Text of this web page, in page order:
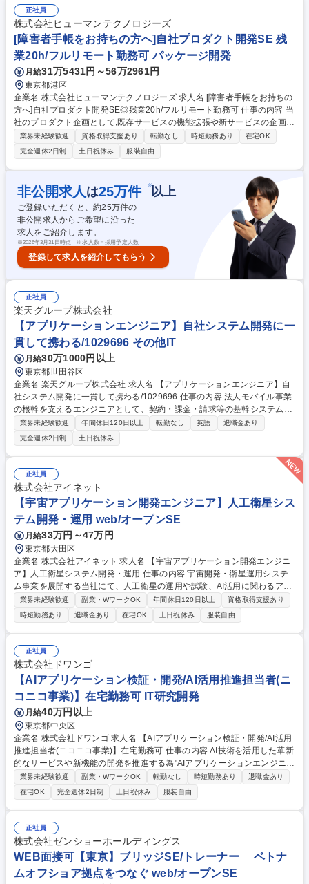
ュニケーション能力も求められます。セガグループ内で広く使われるツー
ルの設計・開発・保守に一貫して携わり、ゲームを遊ぶ世界中のユーザー
が直接触れる部分に関われるため、やりがいのあるポジションです。 募集
職種 【ローカライズツールエンジニアリード】ゲームを世界中のユーザー
へ_No.905
正社員
株式会社ヒューマンテクノロジーズ
[障害者手帳をお持ちの方へ]自社プロダクト開発SE 残
業20h/フルリモート勤務可 パッケージ開発
月給31万5431円～56万2961円
東京都港区
企業名 株式会社ヒューマンテクノロジーズ 求人名 [障害者手帳をお持ちの
方へ]自社プロダクト開発SE◎残業20h/フルリモート勤務可 仕事の内容 当
社のプロダクト企画として,既存サービスの機能拡張や新サービスの企画立
案~リリースを担当いただきます。 人事労務業務をシステム化するための
要件出し,及びその資料化等をお任せします。 初めは既に進行中のプロジ
ェクトを先輩社員と共にお任せする予定です。 サービスの細かい機能や設
定を決め,エンジニアと打ち合わせをしながらリリースを進めていきます。
■労務業務をシステム化するための要件出し/素案・要求定義の作成 ■他プ
ロジェクトとの調整業務 ■開発した機能のテスト ■法改正の情報キャッチ
アップ ■マニュアル等の作成に向けた資料作成 募集職種 [障害者手帳をお
持ちの方へ]自社プロダクト開発SE◎残業20h/フルリモート勤務可
業界未経験歓迎 資格取得支援あり 転勤なし 時短勤務あり
在宅OK
完全週休2日制
土日祝休み 服装自由
非公開求人 は25万件 ※以上
ご登録いただくと、約25万件の
非公開求人からご希望に沿った
求人をご紹介します。
※2026年3月31日時点 ※求人数＝採用予定人数
登録して求人を紹介してもらう
正社員
楽天グループ株式会社
【アプリケーションエンジニア】自社システム開発に一
貫して携わる/1029696 その他IT
月給30万1000円以上
東京都世田谷区
企業名 楽天グループ株式会社 求人名 【アプリケーションエンジニア】自
社システム開発に一貫して携わる/1029696 仕事の内容 法人モバイル事業
の根幹を支えるエンジニアとして、契約・課金・請求等の基幹システムか
ら社内DXツールまで、企画・開発・保守を幅広く主導します。具体的に
は■MVNE/MVNO向けSIM管理・課金請求システムの開発保守 ■外注管理
（システムへの顧客情報登録、変更、料金督促等の運用ベンダー管理） ■
社内向けシステムの開発、保守、改善 ■各プロジェクトの推進およびステ
ークホルダー調整 単なるコード出力に留まらず、法規制を遵守した効率的
なオペレーションを技術で実現する、ビジネスへの貢献度が極めて高いポ
ジションです。自社サービスを育てる実感を持ちながら、システムを現場
へ落とし込む醍醐味があります。 募集職種 【アプリケーションエンジニ
ア】自社システム開発に一貫して携わる/1029696
業界未経験歓迎 年間休日120日以上 転勤なし 英語
退職金あり
完全週休2日制
土日祝休み
正社員
株式会社アイネット
【宇宙アプリケーション開発エンジニア】人工衛星シス
テム開発・運用 web/オープンSE
月給33万円～47万円
東京都大田区
企業名 株式会社アイネット 求人名 【宇宙アプリケーション開発エンジニ
ア】人工衛星システム開発・運用 仕事の内容 宇宙開発・衛星運用システ
ム事業を展開する当社にて、人工衛星の運用や試験、AI活用に関わるアプ
リケーション開発・運用をご担当いただきます。ハードとソフトの両面か
ら衛星プロジェクトの成功を支えます。 【具体的には】■人工衛星のシス
テム設計・検査・評価 ■衛星運用に関わるアプリケーション開発 ■AI技術
を活用した自動化システムの開発・運用 ■打ち上げや軌道上運用を想定し
た環境試験のデータ解析 【仕事の魅力】JAXAの小惑星探査機プロジェク
トなどにおいて、多岐にわたる宇宙開発実績を誇っています。無限の可能
性を持つ宇宙業界での最先端のシステム運用や設計を通じて専門的なエン
ジニアとしてのキャリアを築けます。 募集職種 【宇宙アプリケーション
開発エンジニア】人工衛星システム開発・運用
業界未経験歓迎 副業・WワークOK 年間休日120日以上
資格取得支援あり
時短勤務あり
退職金あり 在宅OK 土日祝休み 服装自由
正社員
株式会社ドワンゴ
【AIアプリケーション検証・開発/AI活用推進担当者(ニ
コニコ事業)】在宅勤務可 IT研究開発
月給40万円以上
東京都中央区
企業名 株式会社ドワンゴ 求人名 【AIアプリケーション検証・開発/AI活用
推進担当者(ニコニコ事業)】在宅勤務可 仕事の内容 AI技術を活用した革新
的なサービスや新機能の開発を推進する為"AIアプリケーションエンジニ
ア"及び"社内AI活用推進担当"を募集【AIアプリケーションエンジニア】AI
技術を活用し、実用的なサービスとして具現化する ＜＜詳細＞＞■新技術
の評価と検証■実用的なデモアプリケーション開発■本番環境でのプロダク
ト開発【社内AI活用推進担当】AI技術の全社的活用を推進し、業務変革を
牽引する役割を担う＜＜詳細＞＞■AI活用戦略の策定と実行■社内ナレッジ
の構築と共有体制の確立■人材育成と組織変革の推進■効果測定と継続的改
善 募集職種 【AIアプリケーション検証・開発/AI活用推進担当者(ニコニコ
事業)】在宅勤務可
業界未経験歓迎 副業・WワークOK 転勤なし 時短勤務あり
退職金あり
在宅OK
完全週休2日制 土日祝休み 服装自由
正社員
株式会社ゼンショーホールディングス
WEB面接可【東京】ブリッジSE/トレーナー ベトナ
ムオフショア拠点をつなぐ web/オープンSE